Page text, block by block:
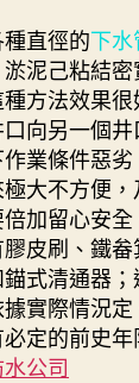
直徑的下水
泥己粘結
方法效果
向另一個
業條件惡
大不方便
加留心安
皮刷、鐵
式清通器
實際情況
定的前史
公司